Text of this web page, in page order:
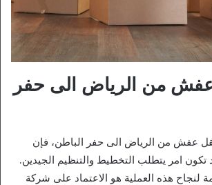
من الرياض الى حفر
عفش من الرياض الى حفر الباطن، فإن
امر يتطلب التخطيط والتنظيم الجيدين.
لنجاح هذه العملية هو الاعتماد على شركة